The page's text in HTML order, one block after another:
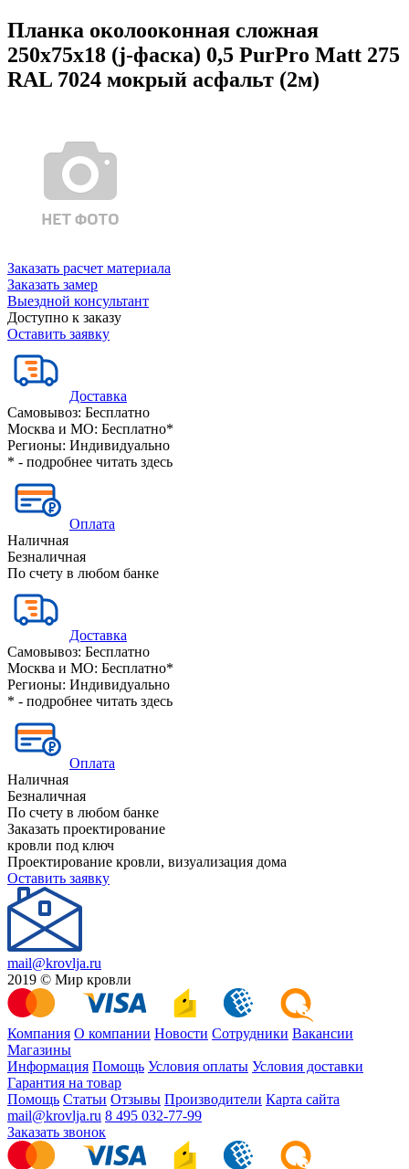
Планка околооконная сложная
250х75х18 (j-фаска) 0,5 PurPro Matt 275
RAL 7024 мокрый асфальт (2м)
Заказать расчет материала
Заказать замер
Выездной консультант
Доступно к заказу
Оставить заявку
Доставка
Самовывоз: Бесплатно
Москва и МО: Бесплатно*
Регионы: Индивидуально
* - подробнее читать здесь
Оплата
Наличная
Безналичная
По счету в любом банке
Доставка
Самовывоз: Бесплатно
Москва и МО: Бесплатно*
Регионы: Индивидуально
* - подробнее читать здесь
Оплата
Наличная
Безналичная
По счету в любом банке
Заказать проектирование
кровли под ключ
Проектирование кровли, визуализация дома
Оставить заявку
mail@krovlja.ru
2019 © Мир кровли
Компания О компании Новости Сотрудники Вакансии
Магазины
Информация Помощь Условия оплаты Условия доставки
Гарантия на товар
Помощь Статьи Отзывы Производители Карта сайта
mail@krovlja.ru 8 495 032-77-99
Заказать звонок